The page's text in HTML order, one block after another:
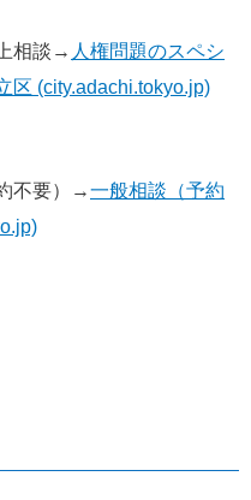
相談→ 人権問題のスペシ
区 (city.adachi.tokyo.jp)
不要）→一般相談（予約